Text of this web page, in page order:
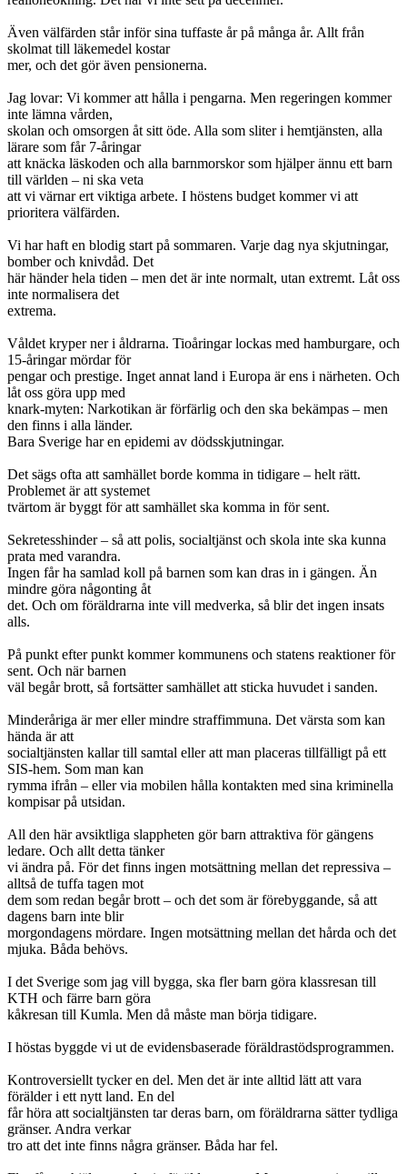
Även välfärden står inför sina tuffaste år på många år. Allt från
skolmat till läkemedel kostar
mer, och det gör även pensionerna.
Jag lovar: Vi kommer att hålla i pengarna. Men regeringen kommer
inte lämna vården,
skolan och omsorgen åt sitt öde. Alla som sliter i hemtjänsten, alla
lärare som får 7-åringar
att knäcka läskoden och alla barnmorskor som hjälper ännu ett barn
till världen – ni ska veta
att vi värnar ert viktiga arbete. I höstens budget kommer vi att
prioritera välfärden.
Vi har haft en blodig start på sommaren. Varje dag nya skjutningar,
bomber och knivdåd. Det
här händer hela tiden – men det är inte normalt, utan extremt. Låt oss
inte normalisera det
extrema.
Våldet kryper ner i åldrarna. Tioåringar lockas med hamburgare, och
15-åringar mördar för
pengar och prestige. Inget annat land i Europa är ens i närheten. Och
låt oss göra upp med
knark-myten: Narkotikan är förfärlig och den ska bekämpas – men
den finns i alla länder.
Bara Sverige har en epidemi av dödsskjutningar.
Det sägs ofta att samhället borde komma in tidigare – helt rätt.
Problemet är att systemet
tvärtom är byggt för att samhället ska komma in för sent.
Sekretesshinder – så att polis, socialtjänst och skola inte ska kunna
prata med varandra.
Ingen får ha samlad koll på barnen som kan dras in i gängen. Än
mindre göra någonting åt
det. Och om föräldrarna inte vill medverka, så blir det ingen insats
alls.
På punkt efter punkt kommer kommunens och statens reaktioner för
sent. Och när barnen
väl begår brott, så fortsätter samhället att sticka huvudet i sanden.
Minderåriga är mer eller mindre straffimmuna. Det värsta som kan
hända är att
socialtjänsten kallar till samtal eller att man placeras tillfälligt på ett
SIS-hem. Som man kan
rymma ifrån – eller via mobilen hålla kontakten med sina kriminella
kompisar på utsidan.
All den här avsiktliga slappheten gör barn attraktiva för gängens
ledare. Och allt detta tänker
vi ändra på. För det finns ingen motsättning mellan det repressiva –
alltså de tuffa tagen mot
dem som redan begår brott – och det som är förebyggande, så att
dagens barn inte blir
morgondagens mördare. Ingen motsättning mellan det hårda och det
mjuka. Båda behövs.
I det Sverige som jag vill bygga, ska fler barn göra klassresan till
KTH och färre barn göra
kåkresan till Kumla. Men då måste man börja tidigare.
I höstas byggde vi ut de evidensbaserade föräldrastödsprogrammen.
Kontroversiellt tycker en del. Men det är inte alltid lätt att vara
förälder i ett nytt land. En del
får höra att socialtjänsten tar deras barn, om föräldrarna sätter tydliga
gränser. Andra verkar
tro att det inte finns några gränser. Båda har fel.